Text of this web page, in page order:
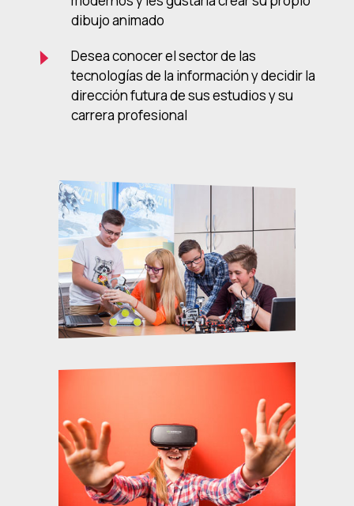
dibujo animado
Desea conocer el sector de las
tecnologías de la información y decidir la
dirección futura de sus estudios y su
carrera profesional